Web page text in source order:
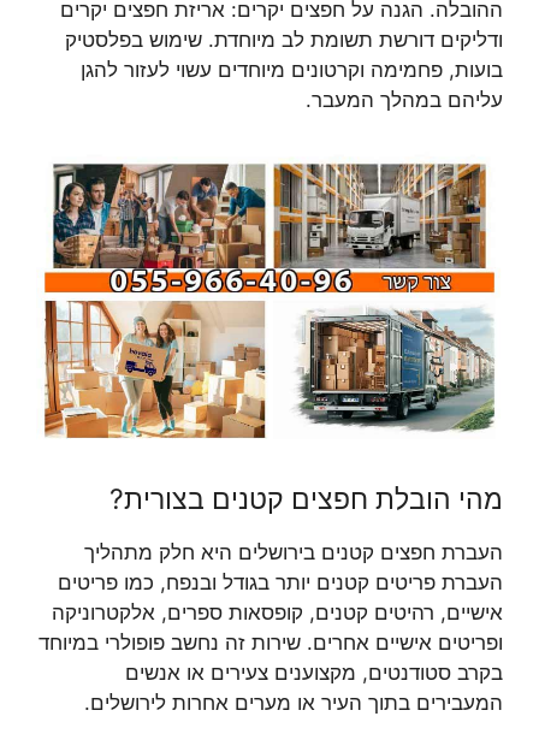
ההובלה. הגנה על חפצים יקרים: אריזת חפצים יקרים
ודליקים דורשת תשומת לב מיוחדת. שימוש בפלסטיק
בועות, פחמימה וקרטונים מיוחדים עשוי לעזור להגן
עליהם במהלך המעבר.
מהי הובלת חפצים קטנים בצורית?
העברת חפצים קטנים בירושלים היא חלק מתהליך
העברת פריטים קטנים יותר בגודל ובנפח, כמו פריטים
אישיים, רהיטים קטנים, קופסאות ספרים, אלקטרוניקה
ופריטים אישיים אחרים. שירות זה נחשב פופולרי במיוחד
בקרב סטודנטים, מקצוענים צעירים או אנשים
המעבירים בתוך העיר או מערים אחרות לירושלים.